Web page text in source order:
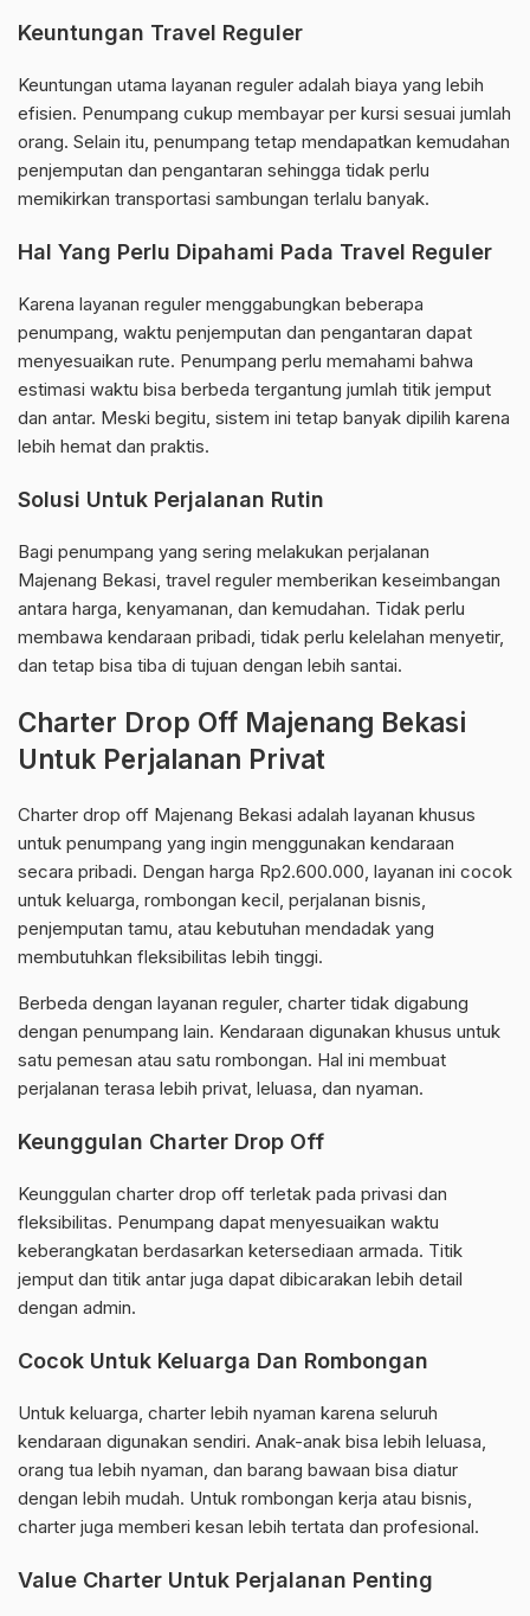
Keuntungan Travel Reguler
Keuntungan utama layanan reguler adalah biaya yang lebih
efisien. Penumpang cukup membayar per kursi sesuai jumlah
orang. Selain itu, penumpang tetap mendapatkan kemudahan
penjemputan dan pengantaran sehingga tidak perlu
memikirkan transportasi sambungan terlalu banyak.
Hal Yang Perlu Dipahami Pada Travel Reguler
Karena layanan reguler menggabungkan beberapa
penumpang, waktu penjemputan dan pengantaran dapat
menyesuaikan rute. Penumpang perlu memahami bahwa
estimasi waktu bisa berbeda tergantung jumlah titik jemput
dan antar. Meski begitu, sistem ini tetap banyak dipilih karena
lebih hemat dan praktis.
Solusi Untuk Perjalanan Rutin
Bagi penumpang yang sering melakukan perjalanan
Majenang Bekasi, travel reguler memberikan keseimbangan
antara harga, kenyamanan, dan kemudahan. Tidak perlu
membawa kendaraan pribadi, tidak perlu kelelahan menyetir,
dan tetap bisa tiba di tujuan dengan lebih santai.
Charter Drop Off Majenang Bekasi
Untuk Perjalanan Privat
Charter drop off Majenang Bekasi adalah layanan khusus
untuk penumpang yang ingin menggunakan kendaraan
secara pribadi. Dengan harga Rp2.600.000, layanan ini cocok
untuk keluarga, rombongan kecil, perjalanan bisnis,
penjemputan tamu, atau kebutuhan mendadak yang
membutuhkan fleksibilitas lebih tinggi.
Berbeda dengan layanan reguler, charter tidak digabung
dengan penumpang lain. Kendaraan digunakan khusus untuk
satu pemesan atau satu rombongan. Hal ini membuat
perjalanan terasa lebih privat, leluasa, dan nyaman.
Keunggulan Charter Drop Off
Keunggulan charter drop off terletak pada privasi dan
fleksibilitas. Penumpang dapat menyesuaikan waktu
keberangkatan berdasarkan ketersediaan armada. Titik
jemput dan titik antar juga dapat dibicarakan lebih detail
dengan admin.
Cocok Untuk Keluarga Dan Rombongan
Untuk keluarga, charter lebih nyaman karena seluruh
kendaraan digunakan sendiri. Anak-anak bisa lebih leluasa,
orang tua lebih nyaman, dan barang bawaan bisa diatur
dengan lebih mudah. Untuk rombongan kerja atau bisnis,
charter juga memberi kesan lebih tertata dan profesional.
Value Charter Untuk Perjalanan Penting